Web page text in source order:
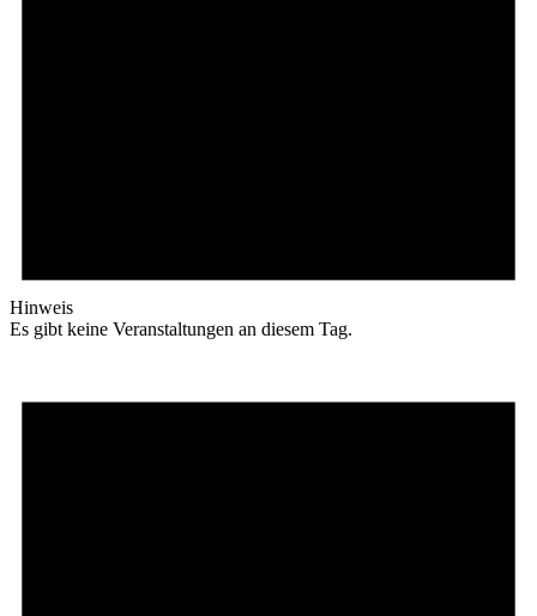
Hinweis
Es gibt keine Veranstaltungen an diesem Tag.